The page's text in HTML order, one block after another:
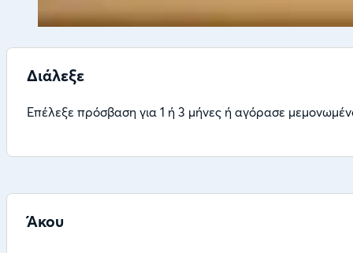
Διάλεξε
Επέλεξε πρόσβαση για 1 ή 3 μήνες ή αγόρασε
Άκου